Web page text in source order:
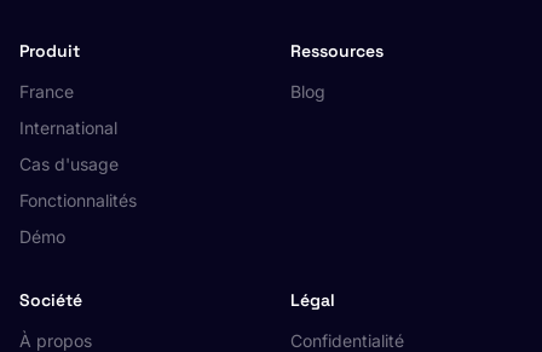
Produit
France
International
Cas d'usage
Fonctionnalités
Démo
Ressources
Blog
Société
À propos
Légal
Confidentialité